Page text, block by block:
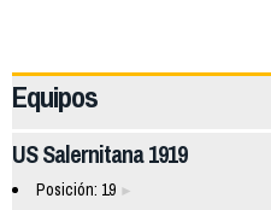
Equipos
US Salernitana 1919
Posición: 19